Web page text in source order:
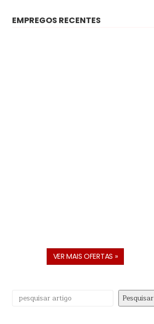
EMPREGOS RECENTES
VER MAIS OFERTAS »
Pesquisar Pesquisar